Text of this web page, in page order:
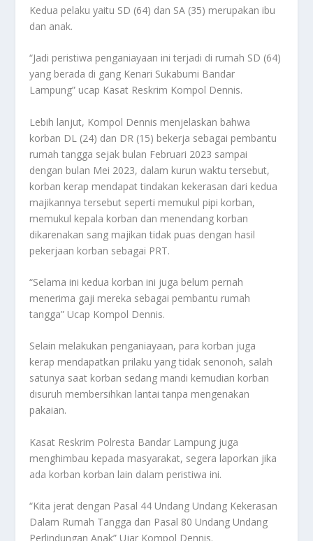
Kedua pelaku yaitu SD (64) dan SA (35) merupakan ibu
dan anak.
“Jadi peristiwa penganiayaan ini terjadi di rumah SD (64)
yang berada di gang Kenari Sukabumi Bandar
Lampung” ucap Kasat Reskrim Kompol Dennis.
Lebih lanjut, Kompol Dennis menjelaskan bahwa
korban DL (24) dan DR (15) bekerja sebagai pembantu
rumah tangga sejak bulan Februari 2023 sampai
dengan bulan Mei 2023, dalam kurun waktu tersebut,
korban kerap mendapat tindakan kekerasan dari kedua
majikannya tersebut seperti memukul pipi korban,
memukul kepala korban dan menendang korban
dikarenakan sang majikan tidak puas dengan hasil
pekerjaan korban sebagai PRT.
“Selama ini kedua korban ini juga belum pernah
menerima gaji mereka sebagai pembantu rumah
tangga” Ucap Kompol Dennis.
Selain melakukan penganiayaan, para korban juga
kerap mendapatkan prilaku yang tidak senonoh, salah
satunya saat korban sedang mandi kemudian korban
disuruh membersihkan lantai tanpa mengenakan
pakaian.
Kasat Reskrim Polresta Bandar Lampung juga
menghimbau kepada masyarakat, segera laporkan jika
ada korban korban lain dalam peristiwa ini.
“Kita jerat dengan Pasal 44 Undang Undang Kekerasan
Dalam Rumah Tangga dan Pasal 80 Undang Undang
Perlindungan Anak” Ujar Kompol Dennis.